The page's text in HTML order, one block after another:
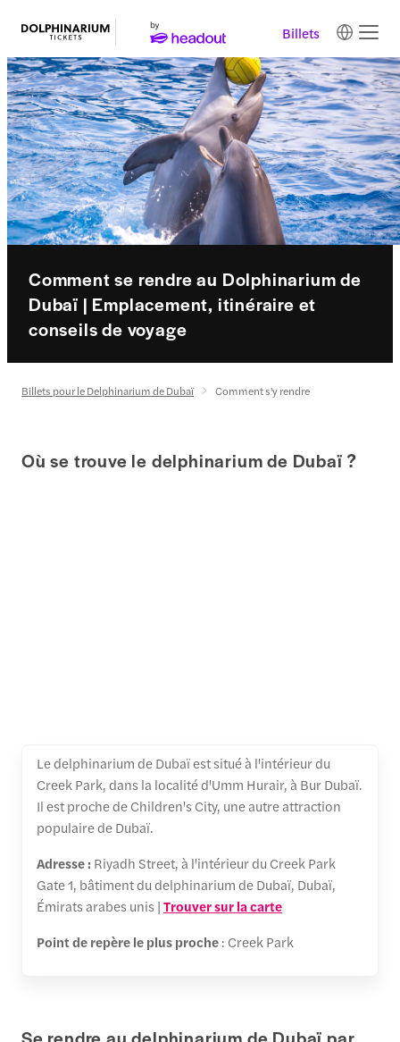
Billets
Comment se rendre au Dolphinarium de
Dubaï | Emplacement, itinéraire et
conseils de voyage
Billets pour le Delphinarium de Dubaï Comment s'y rendre
Où se trouve le delphinarium de Dubaï ?
Le delphinarium de Dubaï est situé à l'intérieur du
Creek Park, dans la localité d'Umm Hurair, à Bur Dubaï.
Il est proche de Children's City, une autre attraction
populaire de Dubaï.
Adresse : Riyadh Street, à l'intérieur du Creek Park
Gate 1, bâtiment du delphinarium de Dubaï, Dubaï,
Émirats arabes unis |Trouver sur la carte
Point de repère le plus proche: Creek Park